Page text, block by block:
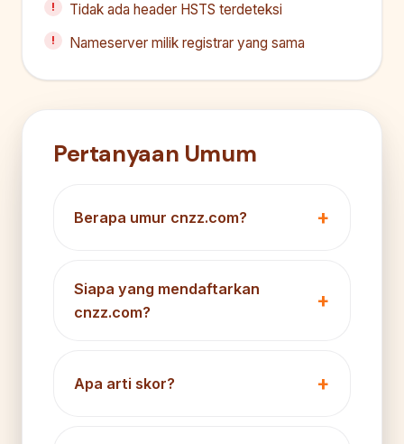
Tidak ada header HSTS terdeteksi
Nameserver milik registrar yang sama
Pertanyaan Umum
Berapa umur cnzz.com?
Siapa yang mendaftarkan
cnzz.com?
Apa arti skor?